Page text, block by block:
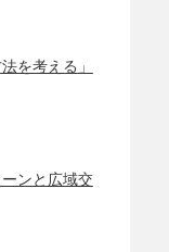
を考える」
ンと広域交